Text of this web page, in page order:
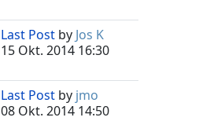
Last Post by Jos K
15 Okt. 2014 16:30
Last Post by jmo
08 Okt. 2014 14:50